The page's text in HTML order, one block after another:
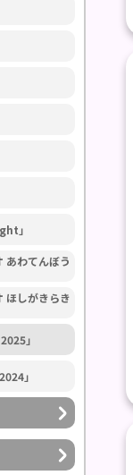
」
わてんぼう
ほしがきらき
」
」